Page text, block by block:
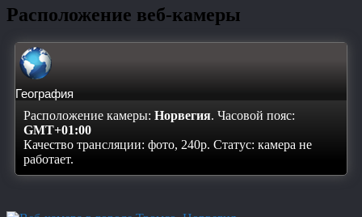
Расположение веб-камеры
География
Расположение камеры: Норвегия. Часовой пояс:
GMT+01:00
Качество трансляции: фото, 240p. Статус: камера не
работает.